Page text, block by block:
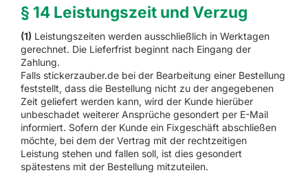
§ 14 Leistungszeit und Verzug
(1) Leistungszeiten werden ausschließlich in Werktagen
gerechnet. Die Lieferfrist beginnt nach Eingang der
Zahlung.
Falls stickerzauber.de bei der Bearbeitung einer Bestellung
feststellt, dass die Bestellung nicht zu der angegebenen
Zeit geliefert werden kann, wird der Kunde hierüber
unbeschadet weiterer Ansprüche gesondert per E-Mail
informiert. Sofern der Kunde ein Fixgeschäft abschließen
möchte, bei dem der Vertrag mit der rechtzeitigen
Leistung stehen und fallen soll, ist dies gesondert
spätestens mit der Bestellung mitzuteilen.